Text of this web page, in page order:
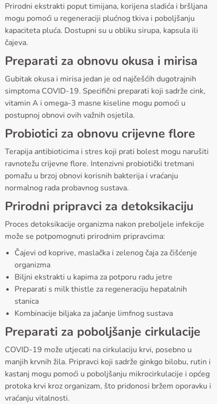
Prirodni ekstrakti poput timijana, korijena sladića i bršljana
mogu pomoći u regeneraciji plućnog tkiva i poboljšanju
kapaciteta pluća. Dostupni su u obliku sirupa, kapsula ili
čajeva.
Preparati za obnovu okusa i mirisa
Gubitak okusa i mirisa jedan je od najčešćih dugotrajnih
simptoma COVID-19. Specifični preparati koji sadrže cink,
vitamin A i omega-3 masne kiseline mogu pomoći u
postupnoj obnovi ovih važnih osjetila.
Probiotici za obnovu crijevne flore
Terapija antibioticima i stres koji prati bolest mogu narušiti
ravnotežu crijevne flore. Intenzivni probiotički tretmani
pomažu u brzoj obnovi korisnih bakterija i vraćanju
normalnog rada probavnog sustava.
Prirodni pripravci za detoksikaciju
Proces detoksikacije organizma nakon preboljele infekcije
može se potpomognuti prirodnim pripravcima:
Čajevi od koprive, maslačka i zelenog čaja za čišćenje
organizma
Biljni ekstrakti u kapima za potporu radu jetre
Preparati s milk thistle za regeneraciju hepatalnih
stanica
Kombinacije biljaka za jačanje limfnog sustava
Preparati za poboljšanje cirkulacije
COVID-19 može utjecati na cirkulaciju krvi, posebno u
manjih krvnih žila. Pripravci koji sadrže ginkgo bilobu, rutin i
kastanj mogu pomoći u poboljšanju mikrocirkulacije i općeg
protoka krvi kroz organizam, što pridonosi bržem oporavku i
vraćanju vitalnosti.